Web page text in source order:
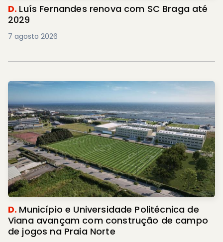
D. Luís Fernandes renova com SC Braga até
2029
7 agosto 2026
D. Município e Universidade Politécnica de
Viana avançam com construção de campo
de jogos na Praia Norte